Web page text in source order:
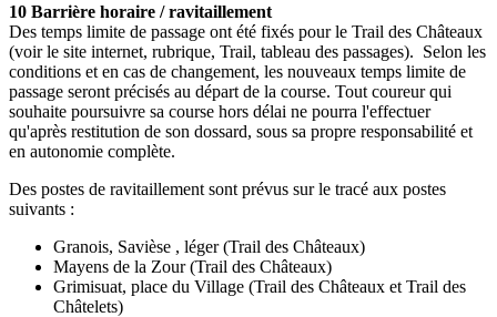
10 Barrière horaire / ravitaillement
Des temps limite de passage ont été fixés pour le Trail des Châteaux
(voir le site internet, rubrique, Trail, tableau des passages). Selon les
conditions et en cas de changement, les nouveaux temps limite de
passage seront précisés au départ de la course. Tout coureur qui
souhaite poursuivre sa course hors délai ne pourra l'effectuer
qu'après restitution de son dossard, sous sa propre responsabilité et
en autonomie complète.
Des postes de ravitaillement sont prévus sur le tracé aux postes
suivants :
Granois, Savièse , léger (Trail des Châteaux)
Mayens de la Zour (Trail des Châteaux)
Grimisuat, place du Village (Trail des Châteaux et Trail des
Châtelets)